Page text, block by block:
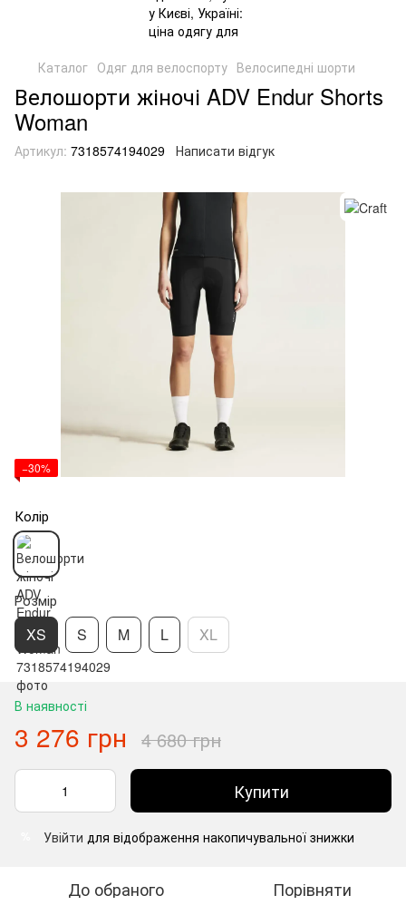
Каталог Одяг для велоспорту Велосипедні шорти
Велошорти жіночі ADV Endur Shorts
Woman
Артикул: 7318574194029 Написати відгук
−30%
Колір
Розмір
XS S M L XL
В наявності
3 276 грн 4 680 грн
Купити
Увійти для відображення накопичувальної знижки
До обраного Порівняти